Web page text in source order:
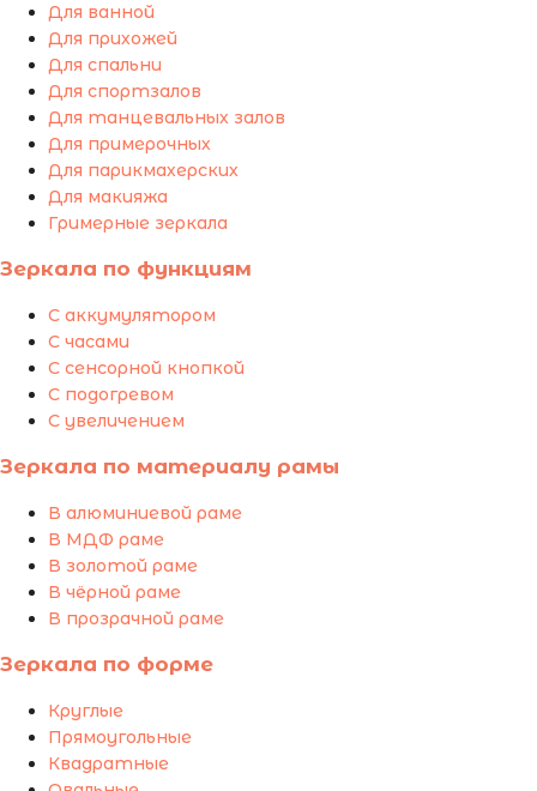
Для ванной
Для прихожей
Для спальни
Для спортзалов
Для танцевальных залов
Для примерочных
Для парикмахерских
Для макияжа
Гримерные зеркала
Зеркала по функциям
С аккумулятором
С часами
С сенсорной кнопкой
С подогревом
С увеличением
Зеркала по материалу рамы
В алюминиевой раме
В МДФ раме
В золотой раме
В чёрной раме
В прозрачной раме
Зеркала по форме
Круглые
Прямоугольные
Квадратные